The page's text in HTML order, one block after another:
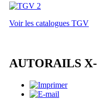
Voir les catalogues TGV
AUTORAILS X-